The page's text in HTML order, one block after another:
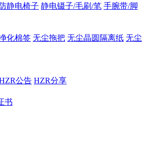
防静电椅子 静电镊子/毛刷/笔 手腕带/脚
化棉签 无尘拖把 无尘晶圆隔离纸 无尘
公告 HZR分享
书